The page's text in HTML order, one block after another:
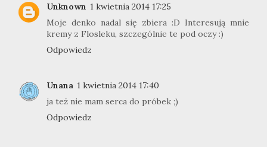
Unknown 1 kwietnia 2014 17:25
Moje denko nadal się zbiera :D Interesują mnie
kremy z Flosleku, szczególnie te pod oczy :)
Odpowiedz
Unana 1 kwietnia 2014 17:40
ja też nie mam serca do próbek ;)
Odpowiedz